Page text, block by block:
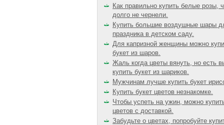
Как правильно купить белые розы,
долго не чернели.
Купить большие воздушные шары
праздника в детском саду.
Для капризной женщины можно
букет из шаров.
Жаль когда цветы вянуть, но есть
купить букет из шариков.
Мужчинам лучше купить букет
Купить букет цветов незнакомке.
Чтобы успеть на ужин, можно
цветов с доставкой.
Забудьте о цветах, попробуйте